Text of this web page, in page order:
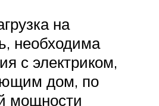
на
необходима
с электриком,
дом, по
мощности